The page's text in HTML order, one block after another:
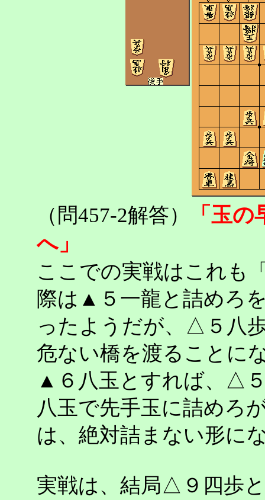
（問457-2解答）
「玉
へ」
ここでの実戦はこれも
際は▲５一龍と詰めろ
ったようだが、△５八
危ない橋を渡ることに
▲６八玉とすれば、△
八玉で先手玉に詰めろ
は、絶対詰まない形に
実戦は、結局△９四歩